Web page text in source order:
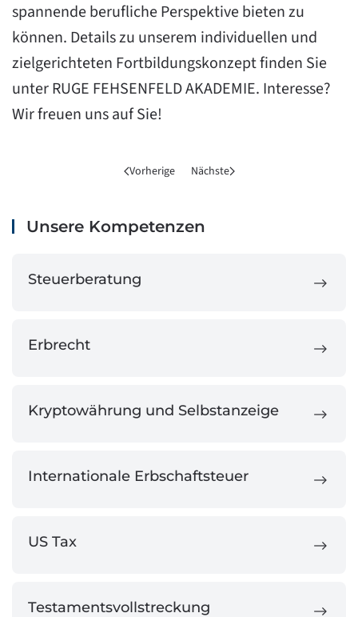
spannende berufliche Perspektive bieten zu
können. Details zu unserem individuellen und
zielgerichteten Fortbildungskonzept finden Sie
unterRUGE FEHSENFELD AKADEMIE. Interesse?
Wir freuen uns auf Sie!
Vorherige Nächste
Unsere Kompetenzen
Steuerberatung
Erbrecht
Kryptowährung und Selbstanzeige
Internationale Erbschaftsteuer
US Tax
Testamentsvollstreckung